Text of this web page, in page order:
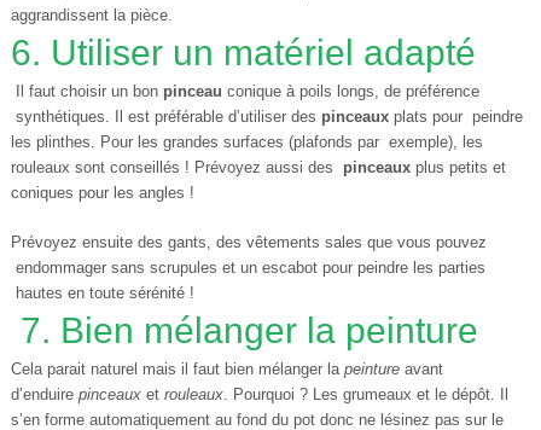
aggrandissent la pièce.
6. Utiliser un matériel adapté
Il faut choisir un bon pinceau conique à poils longs, de préférence
synthétiques. Il est préférable d’utiliser des pinceaux plats pour peindre
les plinthes. Pour les grandes surfaces (plafonds par exemple), les
rouleaux sont conseillés ! Prévoyez aussi des pinceaux plus petits et
coniques pour les angles !
Prévoyez ensuite des gants, des vêtements sales que vous pouvez
endommager sans scrupules et un escabot pour peindre les parties
hautes en toute sérénité !
7. Bien mélanger la peinture
Cela parait naturel mais il faut bien mélanger la peinture avant
d’enduire pinceaux et rouleaux. Pourquoi ? Les grumeaux et le dépôt. Il
s’en forme automatiquement au fond du pot donc ne lésinez pas sur le